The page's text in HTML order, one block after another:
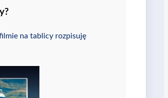
na tablicy rozpisuję